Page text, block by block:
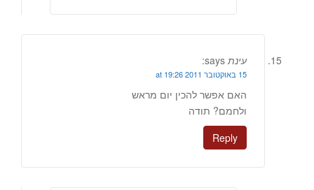
עינת says:
15 באוקטובר 2011 at 19:26
האם אפשר להכין יום מראש
ולחמם? תודה
Reply